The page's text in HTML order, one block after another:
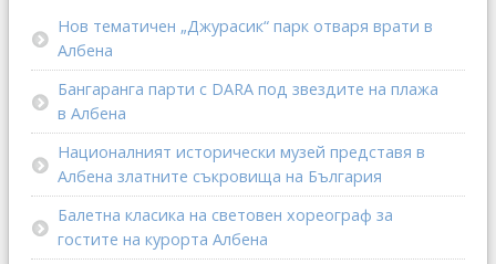
Нов тематичен „Джурасик“ парк отваря врати в
Албена
Бангаранга парти с DARA под звездите на плажа
в Албена
Националният исторически музей представя в
Албена златните съкровища на България
Балетна класика на световен хореограф за
гостите на курорта Албена